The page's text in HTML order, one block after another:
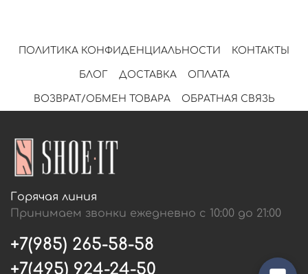
ПОЛИТИКА КОНФИДЕНЦИАЛЬНОСТИ КОНТАКТЫ
БЛОГ ДОСТАВКА ОПЛАТА
ВОЗВРАТ/ОБМЕН ТОВАРА ОБРАТНАЯ СВЯЗЬ
Горячая линия
Принимаем звонки ежедневно с 10:00 до 21:00
+7(985) 265-58-58
+7(495) 924-24-50